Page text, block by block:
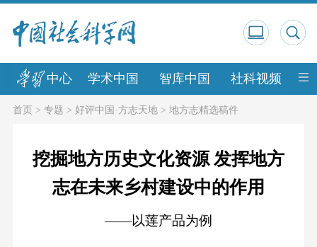
中心 学术中国 智库中国 社科视频 中
首页> 专题 > 好评中国·方志天地> 地方志精选稿件
挖掘地方历史文化资源 发挥地方
志在未来乡村建设中的作用
——以莲产品为例